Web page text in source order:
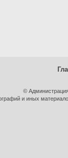
©
и иных